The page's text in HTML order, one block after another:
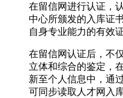
在留信网进行认证，
中心所颁发的入库证
自身专业能力的有效证
在留信网认证后，不
立体和综合的鉴定，
新至个人信息中，通
可同步读取人才网入